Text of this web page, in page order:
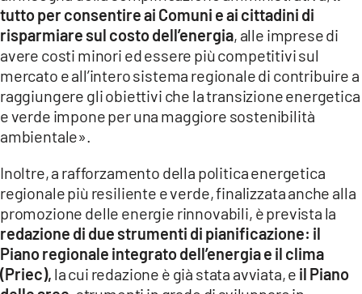
tutto per consentire ai Comuni e ai cittadini di
risparmiare sul costo dell’energia, alle imprese di
avere costi minori ed essere più competitivi sul
mercato e all’intero sistema regionale di contribuire a
raggiungere gli obiettivi che la transizione energetica
e verde impone per una maggiore sostenibilità
ambientale».
Inoltre, a rafforzamento della politica energetica
regionale più resiliente e verde, finalizzata anche alla
promozione delle energie rinnovabili, è prevista la
redazione di due strumenti di pianificazione: il
Piano regionale integrato dell’energia e il clima
(Priec), la cui redazione è già stata avviata, e il Piano